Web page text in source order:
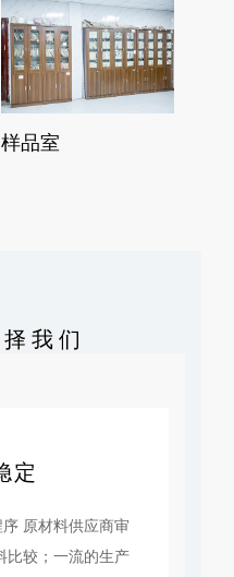
我们
定
原材料供应商审
比较；一流的生产